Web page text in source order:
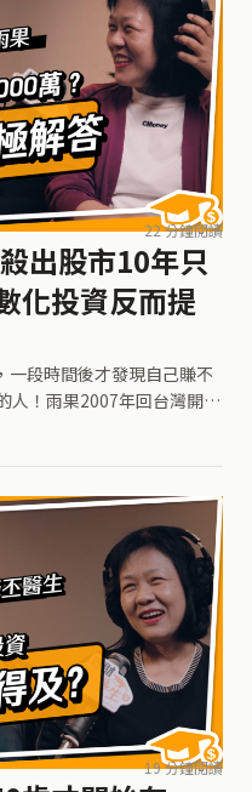
22 分鐘閱讀
出股市10年只
化投資反而提
一段時間後才發現自己賺不
人！雨果2007年回台灣開始
出整整10年，把已實現損
19 分鐘閱讀